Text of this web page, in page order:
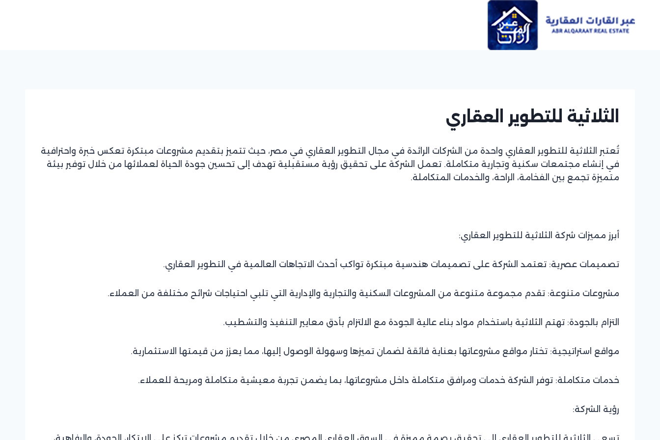
content
الثلاثية للتطوير العقاري
تُعتبر الثلاثية للتطوير العقاري واحدة من الشركات الرائدة في مجال التطوير العقاري في مصر، حيث تتميز بتقديم مشروعات مبتكرة تعكس خبرة واحترافية
في إنشاء مجتمعات سكنية وتجارية متكاملة. تعمل الشركة على تحقيق رؤية مستقبلية تهدف إلى تحسين جودة الحياة لعملائها من خلال توفير بيئة
متميزة تجمع بين الفخامة، الراحة، والخدمات المتكاملة.
أبرز مميزات شركة الثلاثية للتطوير العقاري:
تصميمات عصرية: تعتمد الشركة على تصميمات هندسية مبتكرة تواكب أحدث الاتجاهات العالمية في التطوير العقاري.
مشروعات متنوعة: تقدم مجموعة متنوعة من المشروعات السكنية والتجارية والإدارية التي تلبي احتياجات شرائح مختلفة من العملاء.
التزام بالجودة: تهتم الثلاثية باستخدام مواد بناء عالية الجودة مع الالتزام بأدق معايير التنفيذ والتشطيب.
مواقع استراتيجية: تختار مواقع مشروعاتها بعناية فائقة لضمان تميزها وسهولة الوصول إليها، مما يعزز من قيمتها الاستثمارية.
خدمات متكاملة: توفر الشركة خدمات ومرافق متكاملة داخل مشروعاتها، بما يضمن تجربة معيشية متكاملة ومريحة للعملاء.
رؤية الشركة:
تسعى الثلاثية للتطوير العقاري إلى تحقيق بصمة مميزة في السوق العقاري المصري من خلال تقديم مشروعات تركز على الابتكار، الجودة، والرفاهية،